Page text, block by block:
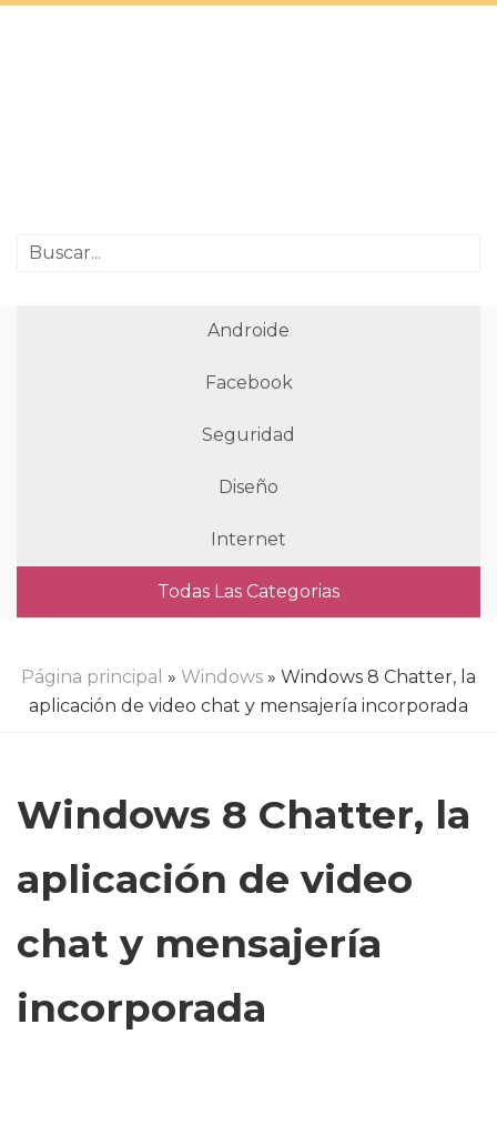
Androide
Facebook
Seguridad
Diseño
Internet
Todas Las Categorias
Página principal » Windows » Windows 8 Chatter, la
aplicación de video chat y mensajería incorporada
Windows 8 Chatter, la
aplicación de video
chat y mensajería
incorporada